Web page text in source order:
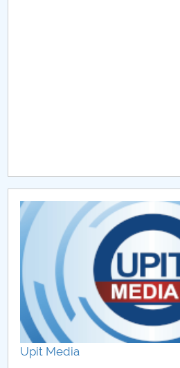
CAR2026
MENIU CANTINA
Ghidul studentului
Cercuri științifice studențești
Practică studenți
Upit Media